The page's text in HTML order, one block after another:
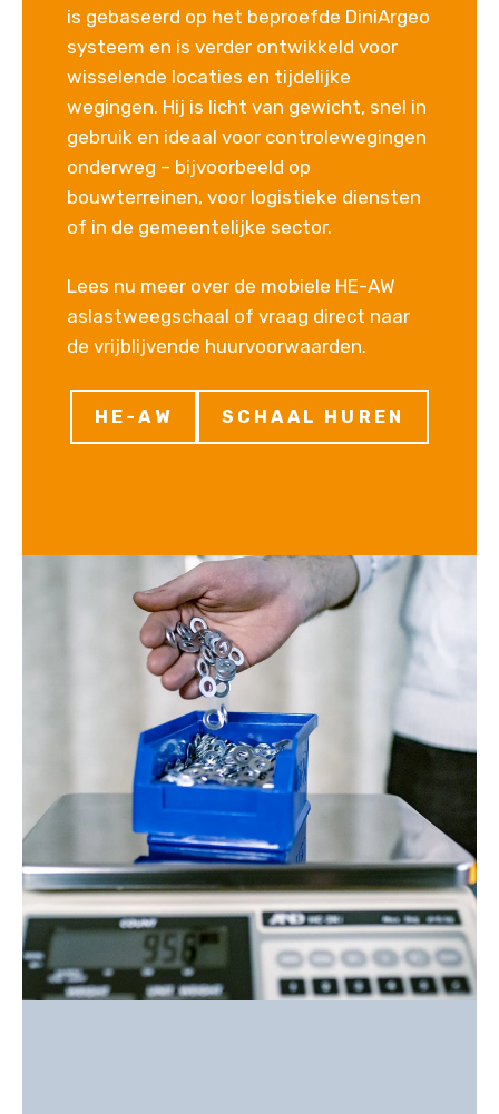
is gebaseerd op het beproefde DiniArgeo
systeem en is verder ontwikkeld voor
wisselende locaties en tijdelijke
wegingen. Hij is licht van gewicht, snel in
gebruik en ideaal voor controlewegingen
onderweg – bijvoorbeeld op
bouwterreinen, voor logistieke diensten
of in de gemeentelijke sector.
Lees nu meer over de mobiele HE-AW
aslastweegschaal of vraag direct naar
de vrijblijvende huurvoorwaarden.
HE-AW SCHAAL HUREN